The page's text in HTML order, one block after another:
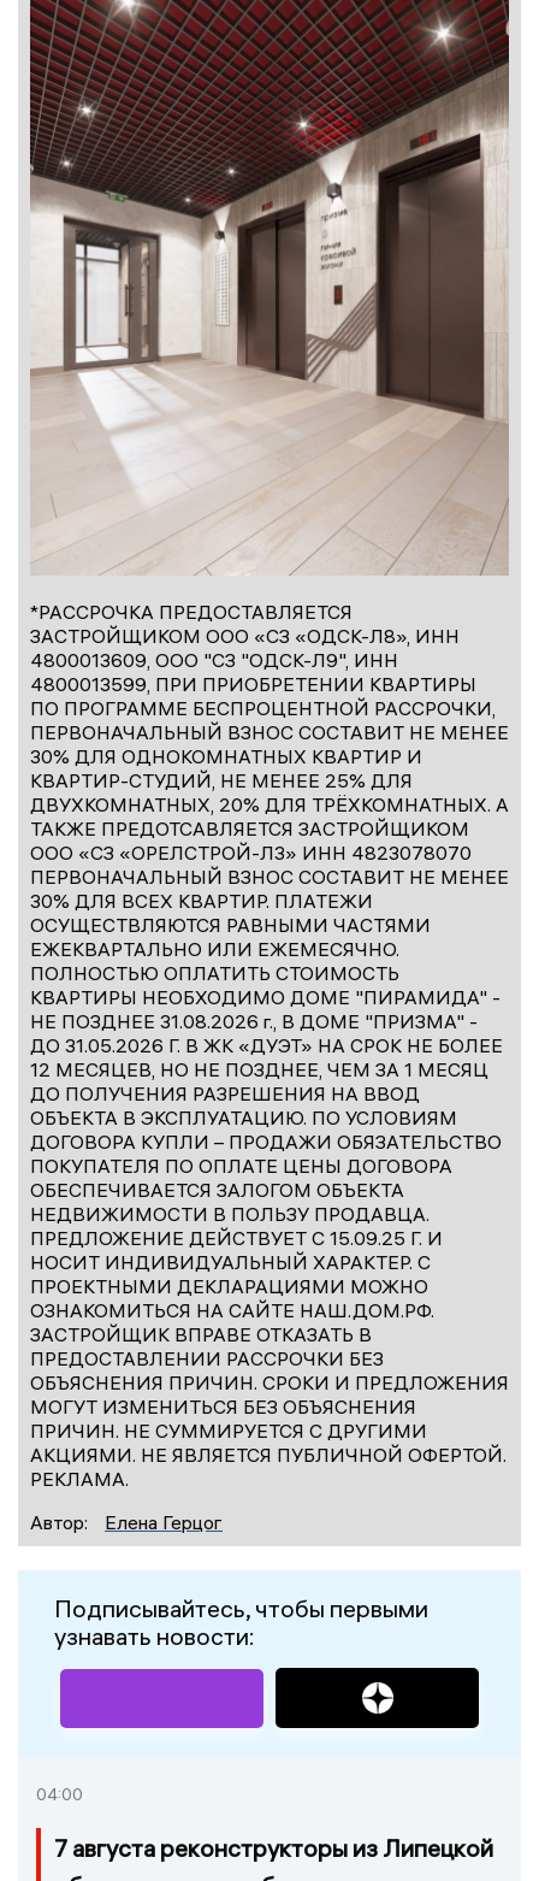
*РАССРОЧКА ПРЕДОСТАВЛЯЕТСЯ
ЗАСТРОЙЩИКОМ ООО «СЗ «ОДСК-Л8», ИНН
4800013609, ООО "СЗ "ОДСК-Л9", ИНН
4800013599, ПРИ ПРИОБРЕТЕНИИ КВАРТИРЫ
ПО ПРОГРАММЕ БЕСПРОЦЕНТНОЙ РАССРОЧКИ,
ПЕРВОНАЧАЛЬНЫЙ ВЗНОС СОСТАВИТ НЕ МЕНЕЕ
30% ДЛЯ ОДНОКОМНАТНЫХ КВАРТИР И
КВАРТИР-СТУДИЙ, НЕ МЕНЕЕ 25% ДЛЯ
ДВУХКОМНАТНЫХ, 20% ДЛЯ ТРЁХКОМНАТНЫХ. А
ТАКЖЕ ПРЕДОТСАВЛЯЕТСЯ ЗАСТРОЙЩИКОМ
ООО «СЗ «ОРЕЛСТРОЙ-Л3» ИНН 4823078070
ПЕРВОНАЧАЛЬНЫЙ ВЗНОС СОСТАВИТ НЕ МЕНЕЕ
30% ДЛЯ ВСЕХ КВАРТИР. ПЛАТЕЖИ
ОСУЩЕСТВЛЯЮТСЯ РАВНЫМИ ЧАСТЯМИ
ЕЖЕКВАРТАЛЬНО ИЛИ ЕЖЕМЕСЯЧНО.
ПОЛНОСТЬЮ ОПЛАТИТЬ СТОИМОСТЬ
КВАРТИРЫ НЕОБХОДИМО ДОМЕ "ПИРАМИДА" -
НЕ ПОЗДНЕЕ 31.08.2026 г., В ДОМЕ "ПРИЗМА" -
ДО 31.05.2026 Г. В ЖК «ДУЭТ» НА СРОК НЕ БОЛЕЕ
12 МЕСЯЦЕВ, НО НЕ ПОЗДНЕЕ, ЧЕМ ЗА 1 МЕСЯЦ
ДО ПОЛУЧЕНИЯ РАЗРЕШЕНИЯ НА ВВОД
ОБЪЕКТА В ЭКСПЛУАТАЦИЮ. ПО УСЛОВИЯМ
ДОГОВОРА КУПЛИ – ПРОДАЖИ ОБЯЗАТЕЛЬСТВО
ПОКУПАТЕЛЯ ПО ОПЛАТЕ ЦЕНЫ ДОГОВОРА
ОБЕСПЕЧИВАЕТСЯ ЗАЛОГОМ ОБЪЕКТА
НЕДВИЖИМОСТИ В ПОЛЬЗУ ПРОДАВЦА.
ПРЕДЛОЖЕНИЕ ДЕЙСТВУЕТ С 15.09.25 Г. И
НОСИТ ИНДИВИДУАЛЬНЫЙ ХАРАКТЕР. С
ПРОЕКТНЫМИ ДЕКЛАРАЦИЯМИ МОЖНО
ОЗНАКОМИТЬСЯ НА САЙТЕ НАШ.ДОМ.РФ.
ЗАСТРОЙЩИК ВПРАВЕ ОТКАЗАТЬ В
ПРЕДОСТАВЛЕНИИ РАССРОЧКИ БЕЗ
ОБЪЯСНЕНИЯ ПРИЧИН. СРОКИ И ПРЕДЛОЖЕНИЯ
МОГУТ ИЗМЕНИТЬСЯ БЕЗ ОБЪЯСНЕНИЯ
ПРИЧИН. НЕ СУММИРУЕТСЯ С ДРУГИМИ
АКЦИЯМИ. НЕ ЯВЛЯЕТСЯ ПУБЛИЧНОЙ ОФЕРТОЙ.
РЕКЛАМА.
Автор:
Елена Герцог
Подписывайтесь, чтобы первыми
узнавать новости:
04:00
7 августа реконструкторы из Липецкой